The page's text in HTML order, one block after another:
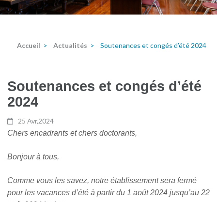
Accueil > Actualités > Soutenances et congés d’été 2024
Soutenances et congés d’été
2024
25 Avr,2024
Chers encadrants et chers doctorants,
Bonjour à tous,
Comme vous les savez, notre établissement sera fermé
pour les vacances d’été à partir du 1 août 2024 jusqu’au 22